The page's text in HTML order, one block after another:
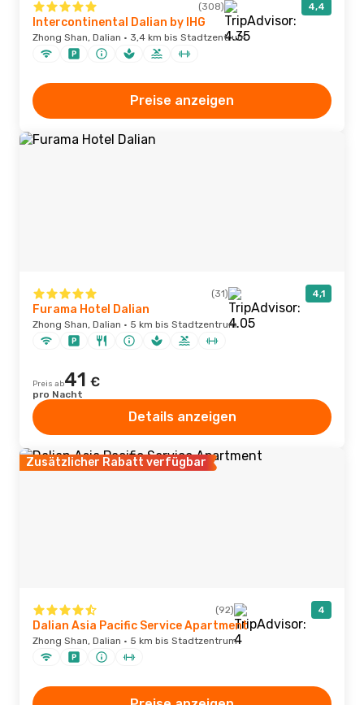
(308) 4,4
Intercontinental Dalian by IHG
Zhong Shan, Dalian · 3,4 km bis Stadtzentrum
Preise anzeigen
(31) 4,1
Furama Hotel Dalian
Zhong Shan, Dalian · 5 km bis Stadtzentrum
Preis ab41 €
pro Nacht
Details anzeigen
Zusätzlicher Rabatt verfügbar
(92) 4
Dalian Asia Pacific Service Apartment
Zhong Shan, Dalian · 5 km bis Stadtzentrum